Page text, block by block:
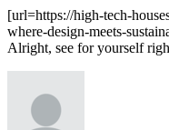
[url=https://high-tech-
where-design-meets-
Alright, see for yourself